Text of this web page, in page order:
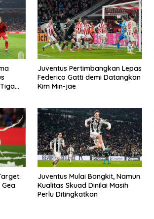
Juventus Pertimbangkan Lepas
Federico Gatti demi Datangkan
Kim Min-jae
Gea
Juventus Mulai Bangkit, Namun
Kualitas Skuad Dinilai Masih
Perlu Ditingkatkan